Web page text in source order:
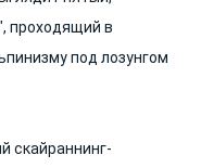
проходящий в
под лозунгом
скайраннинг-